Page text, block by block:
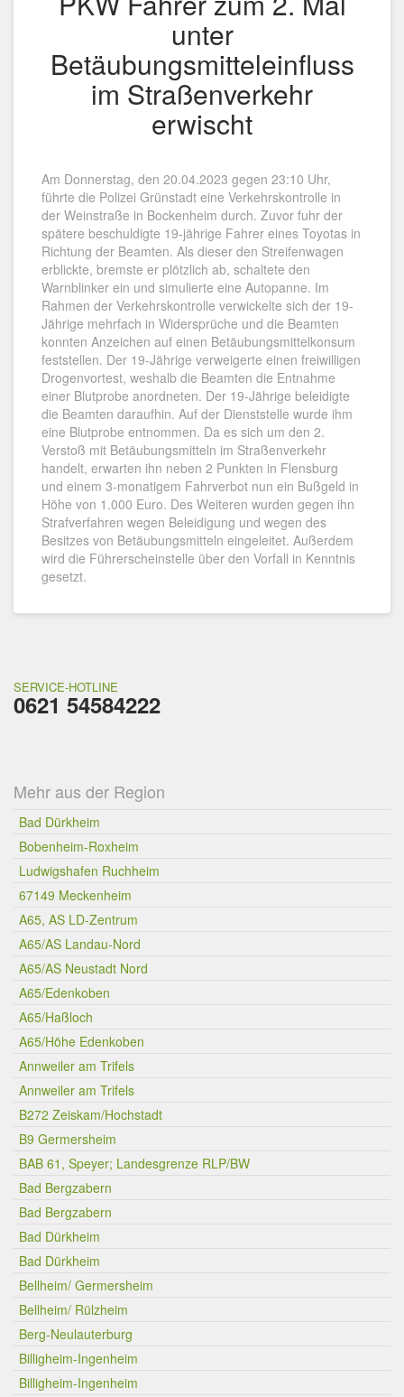
unter
Betäubungsmitteleinfluss
im Straßenverkehr
erwischt
Am Donnerstag, den 20.04.2023 gegen 23:10 Uhr,
führte die Polizei Grünstadt eine Verkehrskontrolle in
der Weinstraße in Bockenheim durch. Zuvor fuhr der
spätere beschuldigte 19-jährige Fahrer eines Toyotas in
Richtung der Beamten. Als dieser den Streifenwagen
erblickte, bremste er plötzlich ab, schaltete den
Warnblinker ein und simulierte eine Autopanne. Im
Rahmen der Verkehrskontrolle verwickelte sich der 19-
Jährige mehrfach in Widersprüche und die Beamten
konnten Anzeichen auf einen Betäubungsmittelkonsum
feststellen. Der 19-Jährige verweigerte einen freiwilligen
Drogenvortest, weshalb die Beamten die Entnahme
einer Blutprobe anordneten. Der 19-Jährige beleidigte
die Beamten daraufhin. Auf der Dienststelle wurde ihm
eine Blutprobe entnommen. Da es sich um den 2.
Verstoß mit Betäubungsmitteln im Straßenverkehr
handelt, erwarten ihn neben 2 Punkten in Flensburg
und einem 3-monatigem Fahrverbot nun ein Bußgeld in
Höhe von 1.000 Euro. Des Weiteren wurden gegen ihn
Strafverfahren wegen Beleidigung und wegen des
Besitzes von Betäubungsmitteln eingeleitet. Außerdem
wird die Führerscheinstelle über den Vorfall in Kenntnis
gesetzt.
SERVICE-HOTLINE
0621 54584222
Mehr aus der Region
Bad Dürkheim
Bobenheim-Roxheim
Ludwigshafen Ruchheim
67149 Meckenheim
A65, AS LD-Zentrum
A65/AS Landau-Nord
A65/AS Neustadt Nord
A65/Edenkoben
A65/Haßloch
A65/Höhe Edenkoben
Annweiler am Trifels
Annweiler am Trifels
B272 Zeiskam/Hochstadt
B9 Germersheim
BAB 61, Speyer; Landesgrenze RLP/BW
Bad Bergzabern
Bad Bergzabern
Bad Dürkheim
Bad Dürkheim
Bellheim/ Germersheim
Bellheim/ Rülzheim
Berg-Neulauterburg
Billigheim-Ingenheim
Billigheim-Ingenheim